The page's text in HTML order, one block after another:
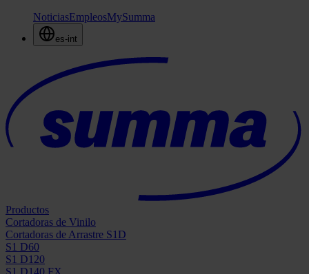
NoticiasEmpleosMySumma
es-int
Productos
Cortadoras de Vinilo
Cortadoras de Arrastre S1D
S1 D60
S1 D120